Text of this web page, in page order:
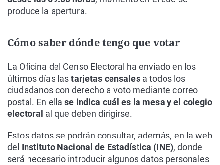
produce la apertura.
Cómo saber dónde tengo que votar
La Oficina del Censo Electoral ha enviado en los
últimos días lastarjetas censalesa todos los
ciudadanos con derecho a voto mediante correo
postal. En ella se indica cuál es la mesa y el colegio
electoral al que deben dirigirse.
Estos datos se podrán consultar, además, en la web
del Instituto Nacional de Estadística (INE), donde
será necesario introducir algunos datos personales